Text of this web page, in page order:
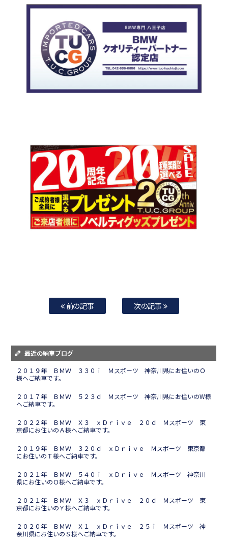
前の記事 次の記事
最近の納車ブログ
２０１９年 ＢＭＷ ３３０ｉ Ｍスポーツ 神奈川県にお住いのＯ
様へご納車です。
２０１７年 ＢＭＷ ５２３ｄ Ｍスポーツ 神奈川県にお住いのW様
へご納車です。
２０２２年 ＢＭＷ Ｘ３ ｘＤｒｉｖｅ ２０ｄ Ｍスポーツ 東
京都にお住いのＡ様へご納車です。
２０１９年 ＢＭＷ ３２０ｄ ｘＤｒｉｖｅ Ｍスポーツ 東京都
にお住いのＴ様へご納車です。
２０２１年 ＢＭＷ ５４０ｉ ｘＤｒｉｖｅ Ｍスポーツ 神奈川
県にお住いのＯ様へご納車です。
２０２１年 ＢＭＷ Ｘ３ ｘＤｒｉｖｅ ２０ｄ Ｍスポーツ 東
京都にお住いのＹ様へご納車です。
２０２０年 ＢＭＷ Ｘ１ ｘＤｒｉｖｅ ２５ｉ Ｍスポーツ 神
奈川県にお住いのＳ様へご納車です。